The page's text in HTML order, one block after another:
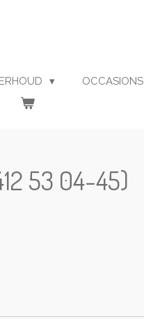
OCCASIONS
53 04-45)